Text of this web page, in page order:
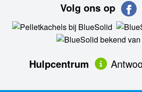
Volg ons op
Hulpcentrum